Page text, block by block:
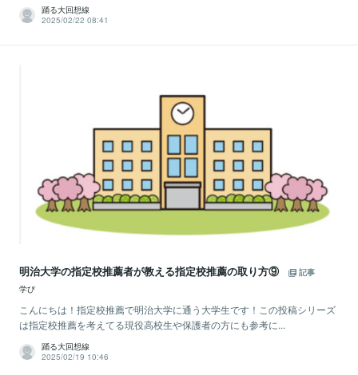
踊る大回想線
2025/02/22 08:41
明治大学の指定校推薦者が教える指定校推薦の取り方⑨
記事
学び
こんにちは！指定校推薦で明治大学に通う大学生です！この投稿シリーズ
は指定校推薦を考えてる現役高校生や保護者の方にも参考に...
踊る大回想線
2025/02/19 10:46